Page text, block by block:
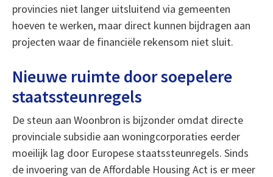
provincies niet langer uitsluitend via gemeenten
hoeven te werken, maar direct kunnen bijdragen aan
projecten waar de financiële rekensom niet sluit.
Nieuwe ruimte door soepelere
staatssteunregels
De steun aan Woonbron is bijzonder omdat directe
provinciale subsidie aan woningcorporaties eerder
moeilijk lag door Europese staatssteunregels. Sinds
de invoering van de Affordable Housing Act is er meer